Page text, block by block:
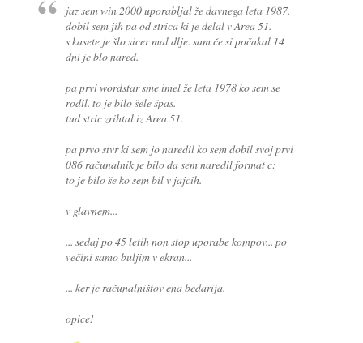
jaz sem win 2000 uporabljal že davnega leta 1987.
dobil sem jih pa od strica ki je delal v Area 51.
s kasete je šlo sicer mal dlje. sam če si počakal 14
dni je blo nared.
pa prvi wordstar sme imel že leta 1978 ko sem se
rodil. to je bilo šele špas.
tud stric zrihtal iz Area 51.
pa prvo stvr ki sem jo naredil ko sem dobil svoj prvi
086 računalnik je bilo da sem naredil format c:
to je bilo še ko sem bil v jajcih.
v glavnem...
... sedaj po 45 letih non stop uporabe kompov... po
večini samo buljim v ekran...
... ker je računalništov ena bedarija.
opice!